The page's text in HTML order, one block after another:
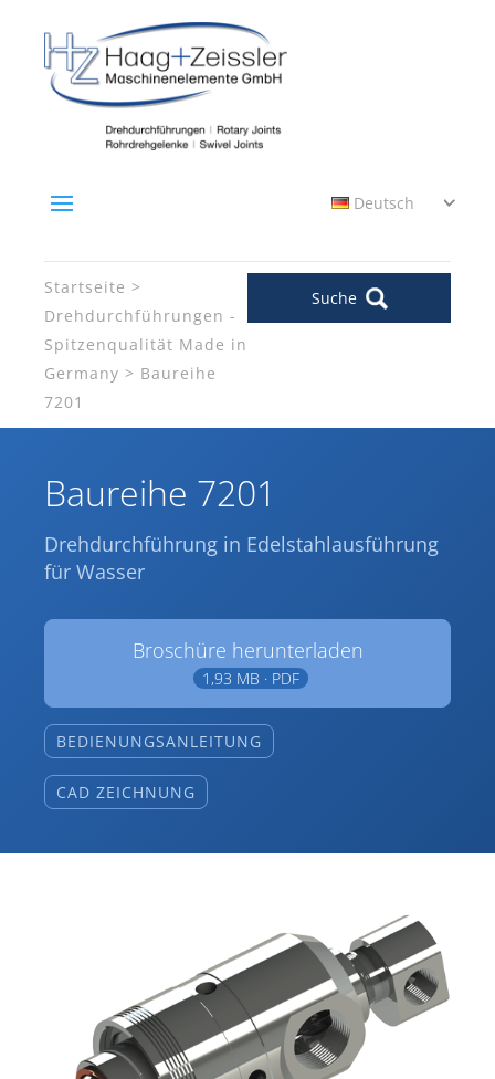
Deutsch
Startseite
Drehdurchführungen -
Spitzenqualität Made in
Germany
Baureihe
7201
Suche
Baureihe 7201
Drehdurchführung in Edelstahlausführung
für Wasser
Broschüre herunterladen
1,93 MB · PDF
BEDIENUNGSANLEITUNG
CAD ZEICHNUNG